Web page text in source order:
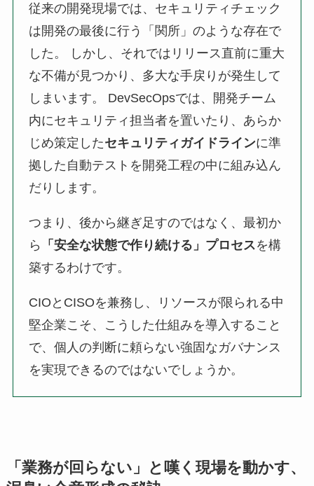
従来の開発現場では、セキュリティチェック
は開発の最後に行う「関所」のような存在で
した。 しかし、それではリリース直前に重大
な不備が見つかり、多大な手戻りが発生して
しまいます。 DevSecOpsでは、開発チーム
内にセキュリティ担当者を置いたり、あらか
じめ策定したセキュリティガイドラインに準
拠した自動テストを開発工程の中に組み込ん
だりします。
つまり、後から継ぎ足すのではなく、最初か
ら
「安全な状態で作り続ける」プロセスを構
築するわけです。
CIOとCISOを兼務し、リソースが限られる中
堅企業こそ、こうした仕組みを導入すること
で、個人の判断に頼らない強固なガバナンス
を実現できるのではないでしょうか。
「業務が回らない」と嘆く現場を動かす、